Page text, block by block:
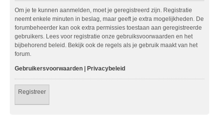
Om je te kunnen aanmelden, moet je geregistreerd zijn. Registratie
neemt enkele minuten in beslag, maar geeft je extra mogelijkheden. De
forumbeheerder kan ook extra permissies toestaan aan geregistreerde
gebruikers. Lees voor registratie onze gebruiksvoorwaarden en het
bijbehorend beleid. Bekijk ook de regels als je gebruik maakt van het
forum.
Gebruikersvoorwaarden | Privacybeleid
Registreer